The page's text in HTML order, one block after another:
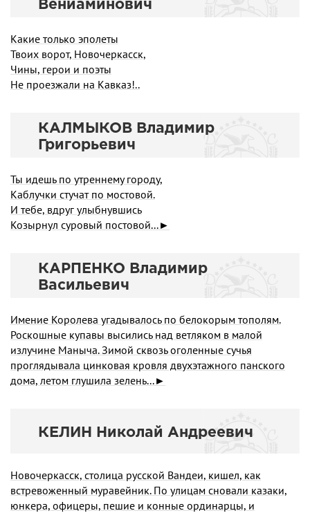
Вениаминович
Какие только эполеты
Твоих ворот, Новочеркасск,
Чины, герои и поэты
Не проезжали на Кавказ!..
КАЛМЫКОВ Владимир
Григорьевич
Ты идешь по утреннему городу,
Каблучки стучат по мостовой.
И тебе, вдруг улыбнувшись
Козырнул суровый постовой...►
КАРПЕНКО Владимир
Васильевич
Имение Королева угадывалось по белокорым тополям.
Роскошные купавы высились над ветляком в малой
излучине Маныча. Зимой сквозь оголенные сучья
проглядывала цинковая кровля двухэтажного панского
дома, летом глушила зелень...►
КЕЛИН Николай Андреевич
Новочеркасск, столица русской Вандеи, кишел, как
встревоженный муравейник. По улицам сновали казаки,
юнкера, офицеры, пешие и конные ординарцы, и